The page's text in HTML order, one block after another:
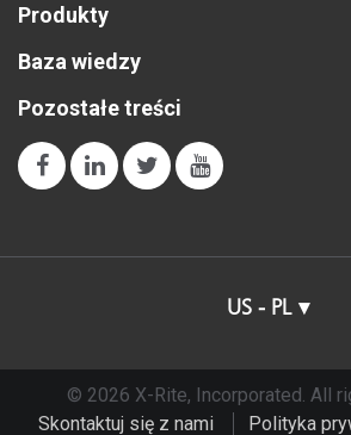
Produkty
Baza wiedzy
Pozostałe treści
US - PL
© 2026 X-Rite, Incorporated. All
Skontaktuj się z nami
Polityka